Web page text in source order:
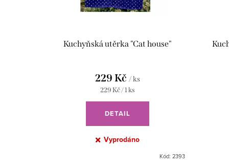
Kuchyňská utěrka "Cat house"
229 Kč/ ks
Měrná
cena:
229 Kč / 1 ks
DETAIL
Vyprodáno
Kód: 2393